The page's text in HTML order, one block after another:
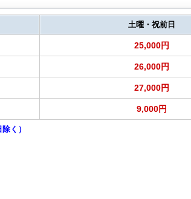
土曜・祝前日
25,000円
26,000円
27,000円
9,000円
く）